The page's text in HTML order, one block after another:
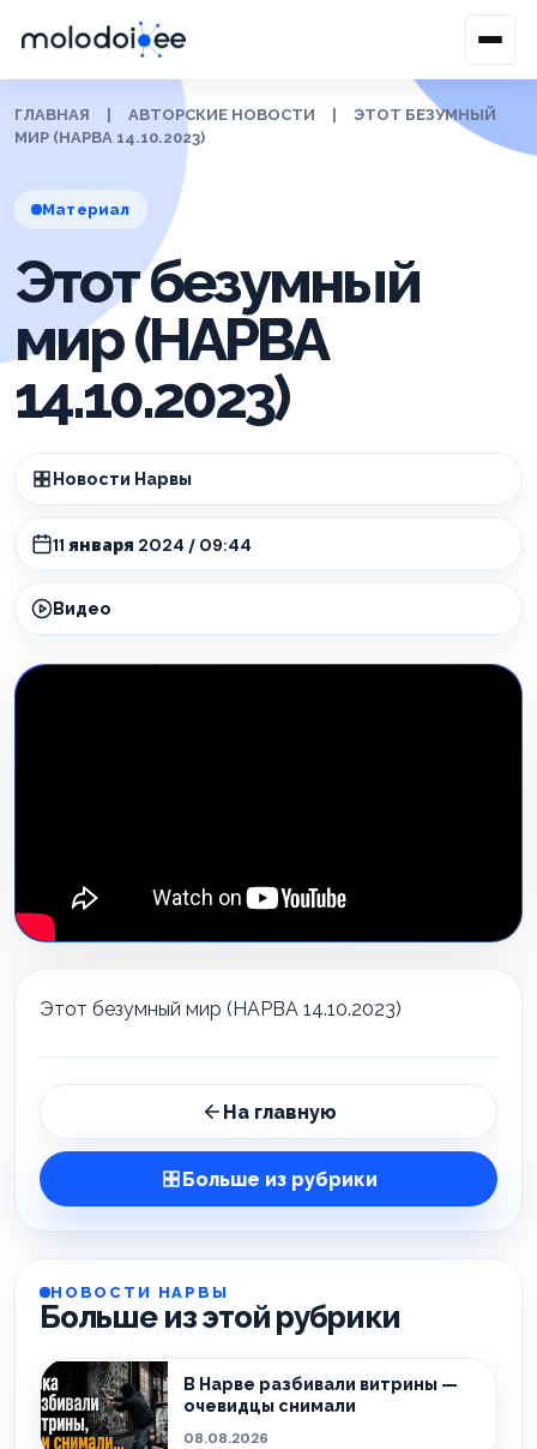
ГЛАВНАЯ АВТОРСКИЕ НОВОСТИ
ЭТОТ БЕЗУМНЫЙ
МИР (НАРВА 14.10.2023)
Материал
Этот безумный
мир (НАРВА
14.10.2023)
Новости Нарвы
11 января 2024 / 09:44
Видео
Этот безумный мир (НАРВА 14.10.2023)
На главную
Больше из рубрики
НОВОСТИ НАРВЫ
Больше из этой рубрики
В Нарве разбивали витрины —
очевидцы снимали
08.08.2026